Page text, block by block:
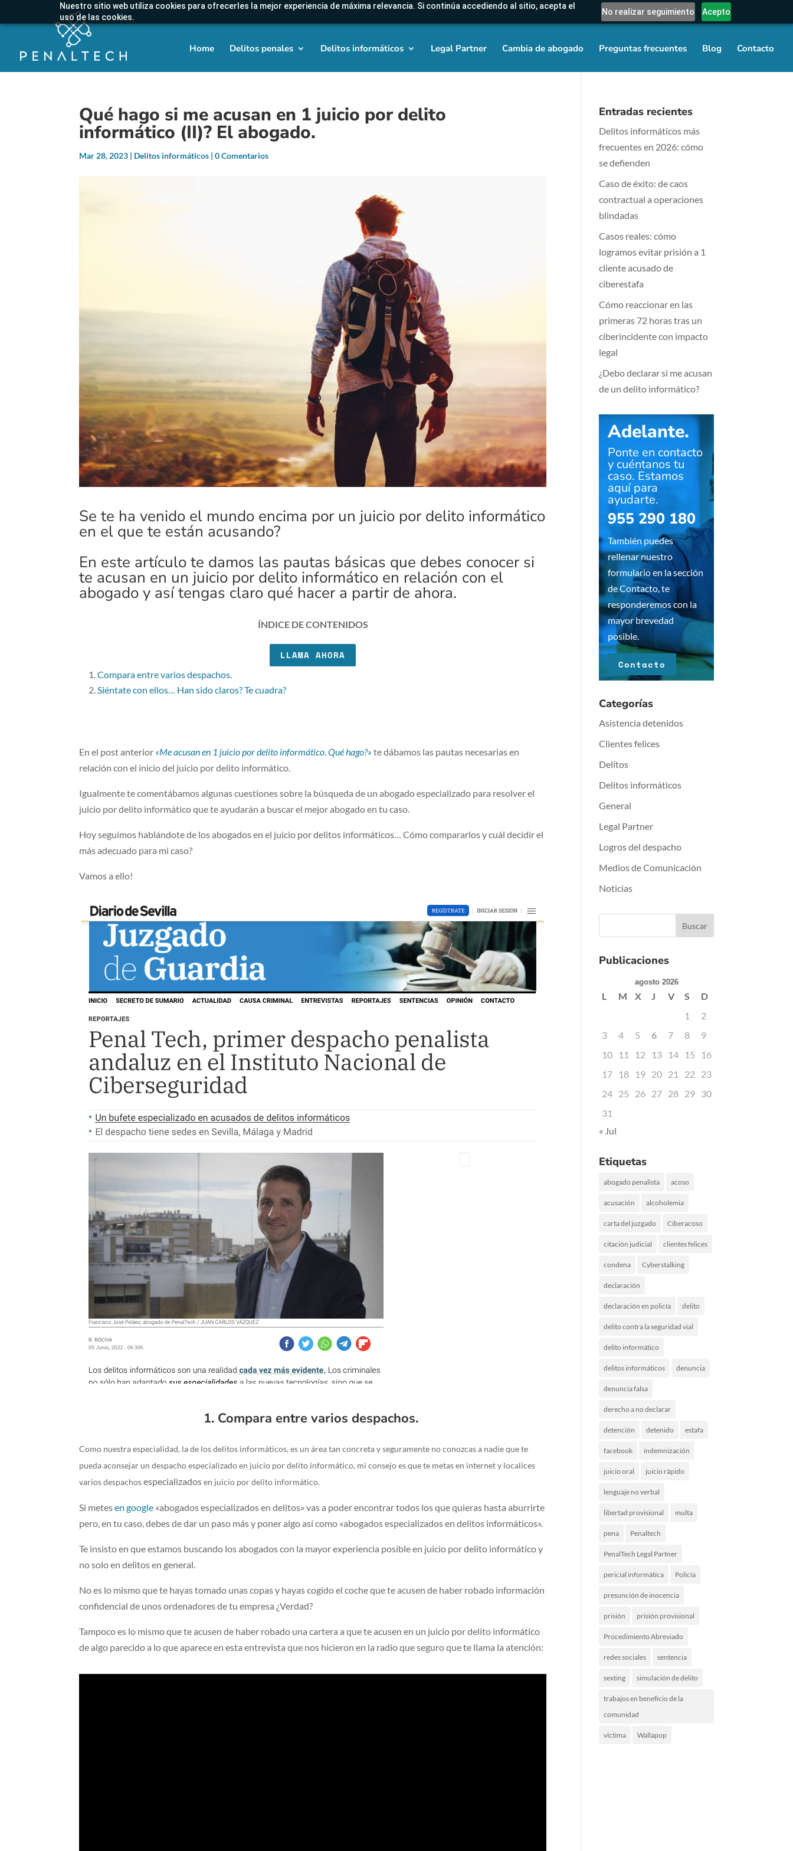
Nuestro sitio web utiliza cookies para ofrecerles la mejor experiencia de máxima relevancia. Si continúa accediendo al sitio, acepta el
uso de las cookies.
No realizar seguimiento Acepto
Home Delitos penales Delitos informáticos Legal Partner Cambia de abogado Preguntas frecuentes Blog Contacto
Qué hago si me acusan en 1 juicio por delito
informático (II)? El abogado.
Mar 28, 2023 | Delitos informáticos |0 Comentarios
Se te ha venido el mundo encima por un juicio por delito informático
en el que te están acusando?
En este artículo te damos las pautas básicas que debes conocer si
te acusan en un juicio por delito informático en relación con el
abogado y así tengas claro qué hacer a partir de ahora.
ÍNDICE DE CONTENIDOS
LLAMA AHORA
Compara entre varios despachos.
Siéntate con ellos… Han sido claros? Te cuadra?
En el post anterior «Me acusan en 1 juicio por delito informático. Qué hago?» te dábamos las pautas necesarias en
relación con el inicio del juicio por delito informático.
Igualmente te comentábamos algunas cuestiones sobre la búsqueda de un abogado especializado para resolver el
juicio por delito informático que te ayudarán a buscar el mejor abogado en tu caso.
Hoy seguimos hablándote de los abogados en el juicio por delitos informáticos… Cómo compararlos y cuál decidir el
más adecuado para mi caso?
Vamos a ello!
1. Compara entre varios despachos.
Como nuestra especialidad, la de los delitos informáticos, es un área tan concreta y seguramente no conozcas a nadie que te
pueda aconsejar un despacho especializado en juicio por delito informático, mi consejo es que te metas en internet y localices
varios despachosespecializadosen juicio por delito informático.
Si metesen google «abogados especializados en delitos» vas a poder encontrar todos los que quieras hasta aburrirte
pero, en tu caso, debes de dar un paso más y poner algo así como «abogados especializados en delitos informáticos».
Te insisto en que estamos buscando los abogados con la mayor experiencia posible en juicio por delito informático y
no solo en delitos en general.
No es lo mismo que te hayas tomado unas copas y hayas cogido el coche que te acusen de haber robado información
confidencial de unos ordenadores de tu empresa ¿Verdad?
Tampoco es lo mismo que te acusen de haber robado una cartera a que te acusen en un juicio por delito informático
de algo parecido a lo que aparece en esta entrevista que nos hicieron en la radio que seguro que te llama la atención:
Entradas recientes
Delitos informáticos más
frecuentes en 2026: cómo
se defienden
Caso de éxito: de caos
contractual a operaciones
blindadas
Casos reales: cómo
logramos evitar prisión a 1
cliente acusado de
ciberestafa
Cómo reaccionar en las
primeras 72 horas tras un
ciberincidente con impacto
legal
¿Debo declarar si me acusan
de un delito informático?
Adelante.
Ponte en contacto
y cuéntanos tu
caso. Estamos
aquí para
ayudarte.
955 290 180
También puedes
rellenar nuestro
formulario en la sección
de Contacto, te
responderemos con la
mayor brevedad
posible.
Contacto
Categorías
Asistencia detenidos
Clientes felices
Delitos
Delitos informáticos
General
Legal Partner
Logros del despacho
Medios de Comunicación
Noticias
Publicaciones
agosto 2026
L M X J V S
D
1
2
3
4 5 6 7 8
9
10
11 12 13 14 15
16
17
18 19 20 21 22
23
24 25 26 27 28 29 30
31
« Jul
Etiquetas
abogado penalista acoso
acusación alcoholemia
carta del juzgado Ciberacoso
citación judicial clientes felices
condena Cyberstalking
declaración
declaración en policía delito
delito contra la seguridad vial
delito informático
delitos informáticos denuncia
denuncia falsa
derecho a no declarar
detención detenido estafa
facebook indemnización
juicio oral juicio rápido
lenguaje no verbal
libertad provisional multa
pena Penaltech
PenalTech Legal Partner
pericial informática Policía
presunción de inocencia
prisión prisión provisional
Procedimiento Abreviado
redes sociales sentencia
sexting simulación de delito
trabajos en beneficio de la
comunidad
víctima Wallapop